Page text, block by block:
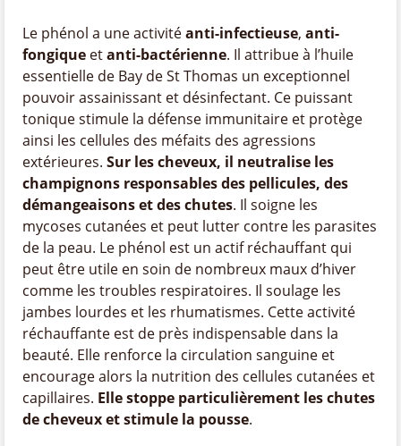
Le phénol a une activitéanti-infectieuse, anti-
fongique etanti-bactérienne. Il attribue à l’huile
essentielle de Bay de St Thomas un exceptionnel
pouvoir assainissant et désinfectant. Ce puissant
tonique stimule la défense immunitaire et protège
ainsi les cellules des méfaits des agressions
extérieures. Sur les cheveux, il neutralise les
champignons responsables des pellicules, des
démangeaisons et des chutes. Il soigne les
mycoses cutanées et peut lutter contre les parasites
de la peau. Le phénol est un actif réchauffant qui
peut être utile en soin de nombreux maux d’hiver
comme les troubles respiratoires. Il soulage les
jambes lourdes et les rhumatismes. Cette activité
réchauffante est de près indispensable dans la
beauté. Elle renforce la circulation sanguine et
encourage alors la nutrition des cellules cutanées et
capillaires. Elle stoppe particulièrement les chutes
de cheveux et stimule la pousse.